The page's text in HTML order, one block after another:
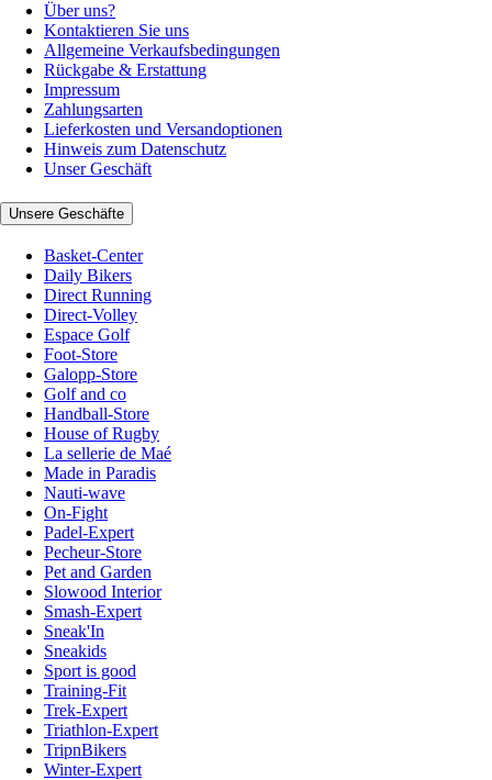
Über uns?
Kontaktieren Sie uns
Allgemeine Verkaufsbedingungen
Rückgabe & Erstattung
Impressum
Zahlungsarten
Lieferkosten und Versandoptionen
Hinweis zum Datenschutz
Unser Geschäft
Unsere Geschäfte
Basket-Center
Daily Bikers
Direct Running
Direct-Volley
Espace Golf
Foot-Store
Galopp-Store
Golf and co
Handball-Store
House of Rugby
La sellerie de Maé
Made in Paradis
Nauti-wave
On-Fight
Padel-Expert
Pecheur-Store
Pet and Garden
Slowood Interior
Smash-Expert
Sneak'In
Sneakids
Sport is good
Training-Fit
Trek-Expert
Triathlon-Expert
TripnBikers
Winter-Expert